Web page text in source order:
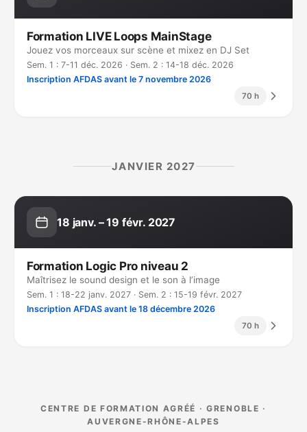
Formation LIVE Loops MainStage
Jouez vos morceaux sur scène et mixez en DJ Set
Sem. 1 : 7-11 déc. 2026 · Sem. 2 : 14-18 déc. 2026
Inscription AFDAS avant le 7 novembre 2026
70 h
JANVIER 2027
18 janv. – 19 févr. 2027
Formation Logic Pro niveau 2
Maîtrisez le sound design et le son à l’image
Sem. 1 : 18-22 janv. 2027 · Sem. 2 : 15-19 févr. 2027
Inscription AFDAS avant le 18 décembre 2026
70 h
CENTRE DE FORMATION AGRÉÉ · GRENOBLE ·
AUVERGNE-RHÔNE-ALPES